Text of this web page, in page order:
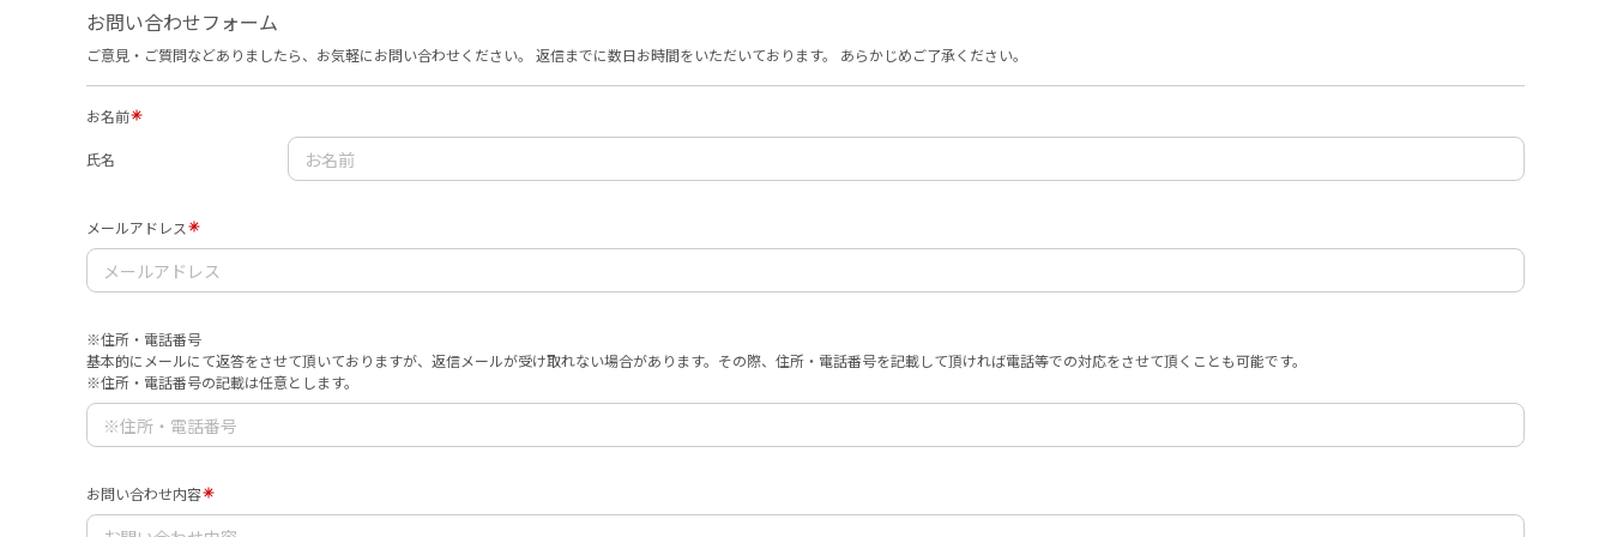
お問い合わせフォーム
ご意見・ご質問などありましたら、お気軽にお問い合わせください。 返信までに数日お時間をいただいております。 あらかじめご了承ください。
お名前
氏名
メールアドレス
※住所・電話番号
基本的にメールにて返答をさせて頂いておりますが、返信メールが受け取れない場合があります。その際、住所・電話番号を記載して頂ければ電話等での対応をさせて頂くことも可能です。
※住所・電話番号の記載は任意とします。
お問い合わせ内容